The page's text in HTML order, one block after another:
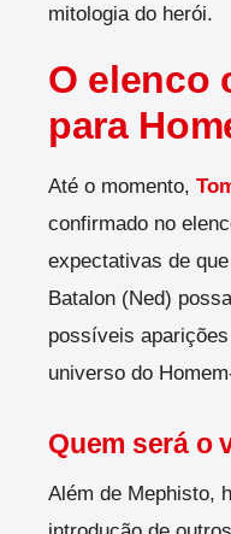
mitologia do herói.
O elenco
para
Até o momento,
confirmado no
expectativas de
Batalon (Ned)
possíveis
universo do
Quem será o
Além de Mephisto,